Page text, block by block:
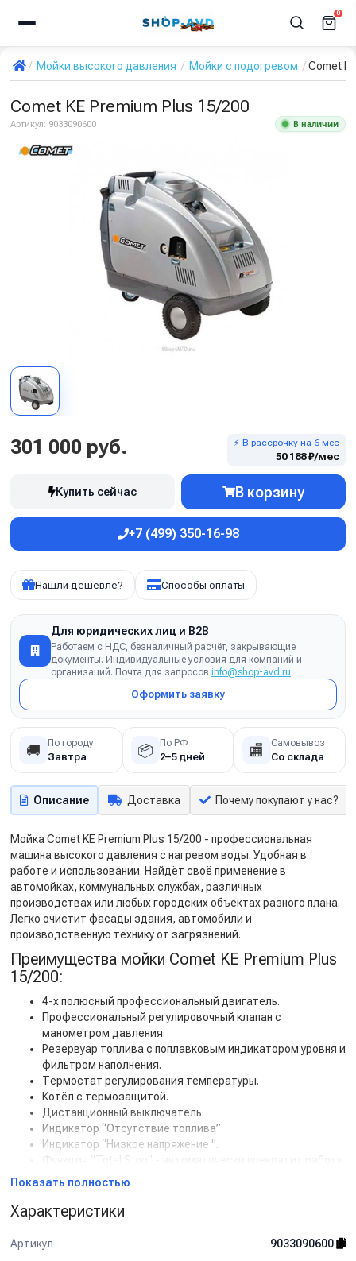
0
Мойки высокого давления Мойки с подогревом Comet
Comet KE Premium Plus 15/200
Артикул: 9033090600 В наличии
301 000 руб. ⚡ В рассрочку на 6 мес
50 188 ₽/мес
Купить сейчас В корзину
+7 (499) 350-16-98
Нашли дешевле? Способы оплаты
Для юридических лиц и B2B
Работаем с НДС, безналичный расчёт, закрывающие
документы. Индивидуальные условия для компаний и
организаций. Почта для запросов info@shop-avd.ru
Оформить заявку
🚚 По городу
Завтра 📦 По РФ
2–5 дней 🏬 Самовывоз
Со склада
Описание Доставка Почему покупают у нас?
Мойка Comet KE Premium Plus 15/200 - профессиональная
машина высокого давления с нагревом воды. Удобная в
работе и использовании. Найдёт своё применение в
автомойках, коммунальных службах, различных
производствах или любых городских объектах разного плана.
Легко очистит фасады здания, автомобили и
производственную технику от загрязнений.
Преимущества мойки Comet KE Premium Plus
15/200:
4-х полюсный профессиональный двигатель.
Профессиональный регулировочный клапан с
манометром давления.
Резервуар топлива с поплавковым индикатором уровня и
фильтром наполнения.
Термостат регулирования температуры.
Котёл с термозащитой.
Дистанционный выключатель.
Индикатор “Отсутствие топлива”.
Индикатор “Низкое напряжение ".
Функция "Total Stop" - автоматически прекратит работу
Показать полностью
Характеристики
Артикул
9033090600